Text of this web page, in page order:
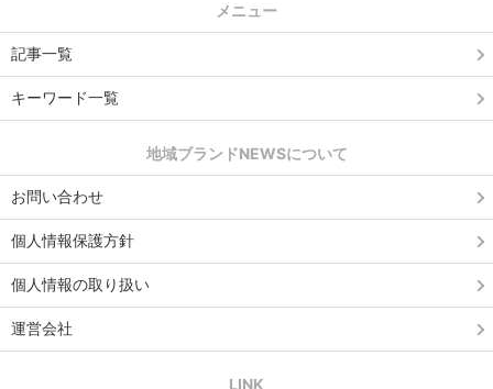
メニュー
記事一覧
キーワード一覧
地域ブランドNEWSについて
お問い合わせ
個人情報保護方針
個人情報の取り扱い
運営会社
LINK